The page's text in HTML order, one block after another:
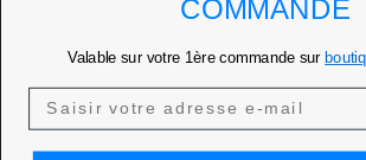
COMMANDE
Valable sur votre 1ère commande sur